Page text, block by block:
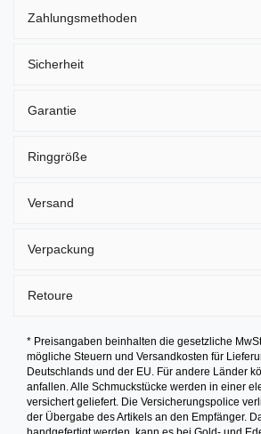
Zahlungsmethoden
Sicherheit
Garantie
Ringgröße
Versand
Verpackung
Retoure
* Preisangaben beinhalten die gesetzliche
mögliche Steuern und Versandkosten für
Deutschlands und der EU. Für andere Länder
anfallen. Alle Schmuckstücke werden in einer
versichert geliefert. Die Versicherungspolice
der Übergabe des Artikels an den Empfänger.